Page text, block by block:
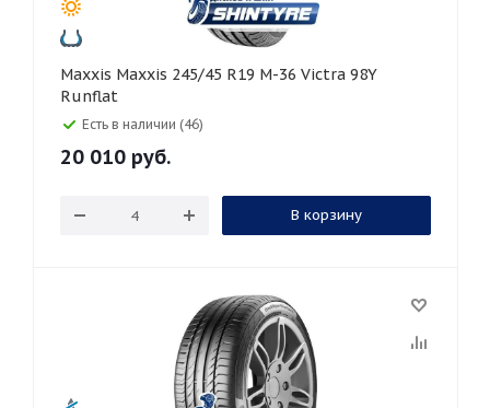
Maxxis Maxxis 245/45 R19 M-36 Victra 98Y
Runflat
Есть в наличии (46)
20 010 руб.
В корзину